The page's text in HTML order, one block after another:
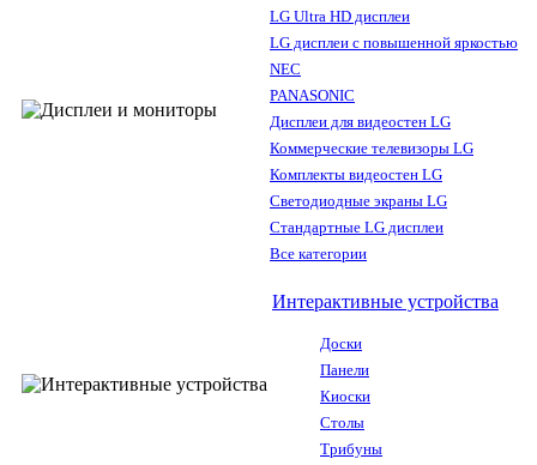
LG Ultra HD дисплеи
LG дисплеи с повышенной яркостью
NEC
PANASONIC
Дисплеи для видеостен LG
Коммерческие телевизоры LG
Комплекты видеостен LG
Светодиодные экраны LG
Стандартные LG дисплеи
Все категории
Интерактивные устройства
Доски
Панели
Киоски
Столы
Трибуны